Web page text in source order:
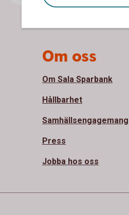
Om oss
Om Sala Sparbank
Hållbarhet
Samhällsengagemang
Press
Jobba hos oss